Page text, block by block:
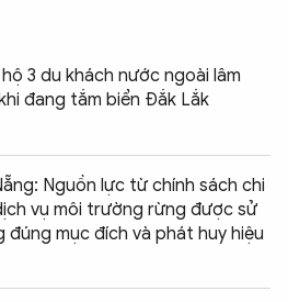
3 du khách nước ngoài lâm
đang tắm biển Đắk Lắk
Nguồn lực từ chính sách chi
vụ môi trường rừng được sử
đúng mục đích và phát huy hiệu